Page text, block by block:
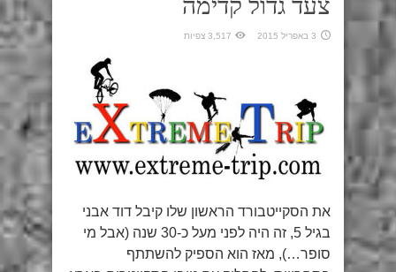
צעד גדול קדימה
3 באפריל 2015 3,517 צפיות
את הסקייטבורד הראשון שלו קיבל דוד אבני
בגיל 5, זה היה לפני מעל כ-30 שנה (אבל מי
סופר…), מאז הוא הספיק להשתתף